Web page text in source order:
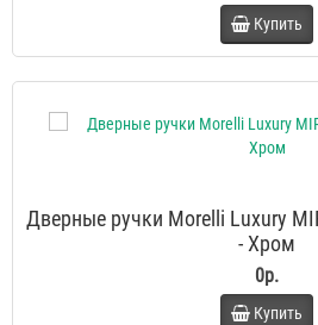
Купить
Дверные ручки Morelli Luxury
- Хром
0р.
Купить